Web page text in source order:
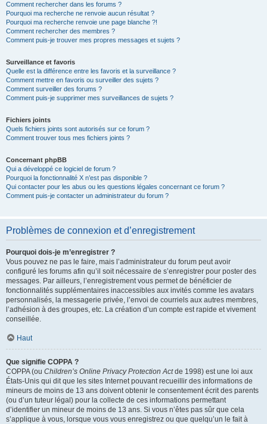
Comment rechercher dans les forums ?
Pourquoi ma recherche ne renvoie aucun résultat ?
Pourquoi ma recherche renvoie une page blanche ?!
Comment rechercher des membres ?
Comment puis-je trouver mes propres messages et sujets ?
Surveillance et favoris
Quelle est la différence entre les favoris et la surveillance ?
Comment mettre en favoris ou surveiller des sujets ?
Comment surveiller des forums ?
Comment puis-je supprimer mes surveillances de sujets ?
Fichiers joints
Quels fichiers joints sont autorisés sur ce forum ?
Comment trouver tous mes fichiers joints ?
Concernant phpBB
Qui a développé ce logiciel de forum ?
Pourquoi la fonctionnalité X n’est pas disponible ?
Qui contacter pour les abus ou les questions légales concernant ce forum ?
Comment puis-je contacter un administrateur du forum ?
Problèmes de connexion et d’enregistrement
Pourquoi dois-je m’enregistrer ?
Vous pouvez ne pas le faire, mais l’administrateur du forum peut avoir
configuré les forums afin qu’il soit nécessaire de s’enregistrer pour poster des
messages. Par ailleurs, l’enregistrement vous permet de bénéficier de
fonctionnalités supplémentaires inaccessibles aux invités comme les avatars
personnalisés, la messagerie privée, l’envoi de courriels aux autres membres,
l’adhésion à des groupes, etc. La création d’un compte est rapide et vivement
conseillée.
Haut
Que signifie COPPA ?
COPPA (ou Children’s Online Privacy Protection Actde 1998) est une loi aux
États-Unis qui dit que les sites Internet pouvant recueillir des informations de
mineurs de moins de 13 ans doivent obtenir le consentement écrit des parents
(ou d’un tuteur légal) pour la collecte de ces informations permettant
d’identifier un mineur de moins de 13 ans. Si vous n’êtes pas sûr que cela
s’applique à vous, lorsque vous vous enregistrez ou que quelqu’un le fait à